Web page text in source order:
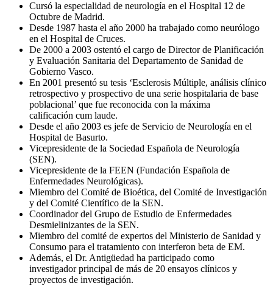
Cursó la especialidad de neurología en el Hospital 12 de
Octubre de Madrid.
Desde 1987 hasta el año 2000 ha trabajado como neurólogo
en el Hospital de Cruces.
De 2000 a 2003 ostentó el cargo de Director de Planificación
y Evaluación Sanitaria del Departamento de Sanidad de
Gobierno Vasco.
En 2001 presentó su tesis ‘Esclerosis Múltiple, análisis clínico
retrospectivo y prospectivo de una serie hospitalaria de base
poblacional’ que fue reconocida con la máxima
calificación cum laude.
Desde el año 2003 es jefe de Servicio de Neurología en el
Hospital de Basurto.
Vicepresidente de la Sociedad Española de Neurología
(SEN).
Vicepresidente de la FEEN (Fundación Española de
Enfermedades Neurológicas).
Miembro del Comité de Bioética, del Comité de Investigación
y del Comité Científico de la SEN.
Coordinador del Grupo de Estudio de Enfermedades
Desmielinizantes de la SEN.
Miembro del comité de expertos del Ministerio de Sanidad y
Consumo para el tratamiento con interferon beta de EM.
Además, el Dr. Antigüedad ha participado como
investigador principal de más de 20 ensayos clínicos y
proyectos de investigación.